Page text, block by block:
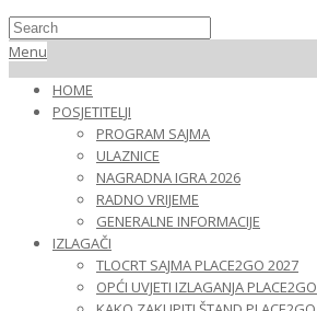
Skip
content
Primary
Menu
Menu
HOME
POSJETITELJI
PROGRAM SAJMA
ULAZNICE
NAGRADNA IGRA 2026
RADNO VRIJEME
GENERALNE INFORMACIJE
IZLAGAČI
TLOCRT SAJMA PLACE2GO 2027
OPĆI UVJETI IZLAGANJA PLACE2GO